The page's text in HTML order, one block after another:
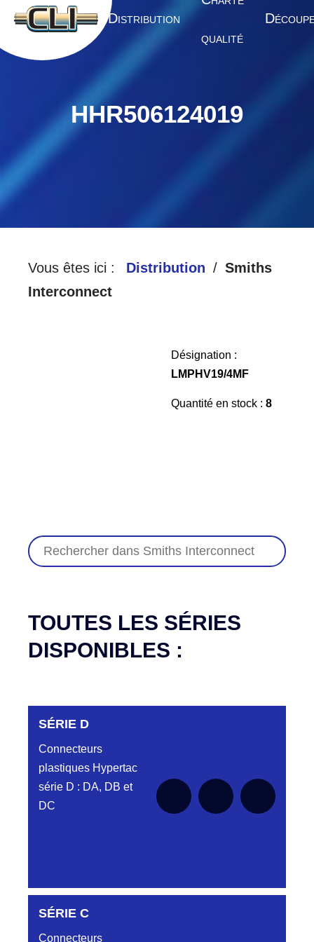
A CCUEIL DISTRIBUTION
QUALITÉ
D
HHR506124019
Vous êtes ici : Distribution
Smiths
Interconnect
Désignation :
LMPHV19/4MF
Quantité en stock : 8
TOUTES LES SÉRIES
DISPONIBLES :
SÉRIE D
Connecteurs
plastiques Hypertac
série D : DA, DB et
DC
DC6122340N
D03EC612MT CONNECTEUR NOIR
SÉRIE C
Connecteurs